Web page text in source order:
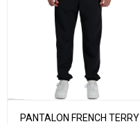
PANTALON FRENCH TERRY